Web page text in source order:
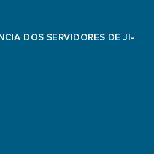
DOS SERVIDORES DE JI-